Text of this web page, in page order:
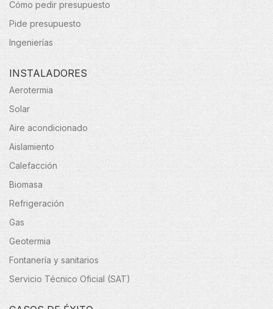
Cómo pedir presupuesto
Pide presupuesto
Ingenierías
INSTALADORES
Aerotermia
Solar
Aire acondicionado
Aislamiento
Calefacción
Biomasa
Refrigeración
Gas
Geotermia
Fontanería y sanitarios
Servicio Técnico Oficial (SAT)